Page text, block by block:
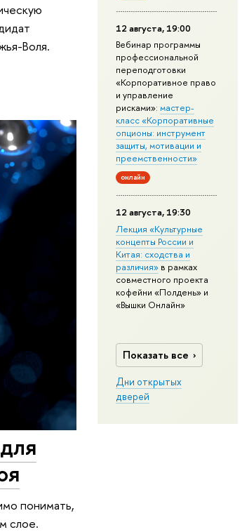
12 августа, 19:00
Вебинар программы
профессиональной
переподготовки
«Корпоративное право
и управление
рисками»: мастер-
класс «Корпоративные
опционы: инструмент
защиты, мотивации и
преемственности»
онлайн
12 августа, 19:30
Лекция «Культурные
концепты России и
Китая: сходства и
различия»в рамках
совместного проекта
кофейни «Полдень» и
«Вышки Онлайн»
Показать все
Дни открытых
дверей
Воля.
понимать,
слое.